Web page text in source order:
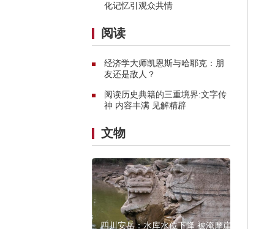
化记忆引观众共情
阅读
经济学大师凯恩斯与哈耶克：朋
友还是敌人？
阅读历史典籍的三重境界:文字传
神 内容丰满 见解精辟
文物
四川安岳：水库水位下降 被淹摩崖